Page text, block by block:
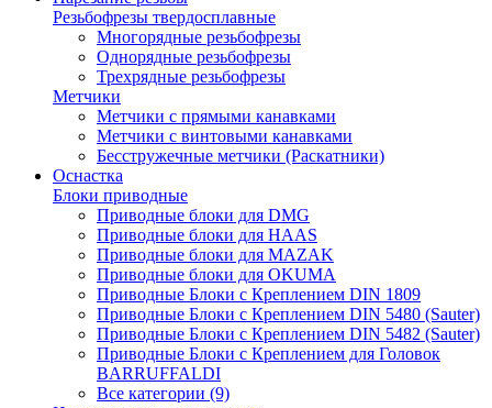
Резьбофрезы твердосплавные
Многорядные резьбофрезы
Однорядные резьбофрезы
Трехрядные резьбофрезы
Метчики
Метчики с прямыми канавками
Метчики с винтовыми канавками
Бесстружечные метчики (Раскатники)
Оснастка
Блоки приводные
Приводные блоки для DMG
Приводные блоки для HAAS
Приводные блоки для MAZAK
Приводные блоки для OKUMA
Приводные Блоки с Креплением DIN 1809
Приводные Блоки с Креплением DIN 5480 (Sauter)
Приводные Блоки с Креплением DIN 5482 (Sauter)
Приводные Блоки с Креплением для Головок
BARRUFFALDI
Все категории (9)